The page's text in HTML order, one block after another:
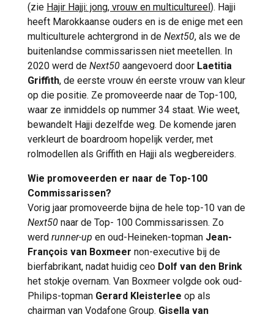
(zie Hajir Hajji: jong, vrouw en multicultureel). Hajji
heeft Marokkaanse ouders en is de enige met een
multiculturele achtergrond in de Next50, als we de
buitenlandse commissarissen niet meetellen. In
2020 werd de Next50 aangevoerd door Laetitia
Griffith, de eerste vrouw én eerste vrouw van kleur
op die positie. Ze promoveerde naar de Top-100,
waar ze inmiddels op nummer 34 staat. Wie weet,
bewandelt Hajji dezelfde weg. De komende jaren
verkleurt de boardroom hopelijk verder, met
rolmodellen als Griffith en Hajji als wegbereiders.
Wie promoveerden er naar de Top-100
Commissarissen?
Vorig jaar promoveerde bijna de hele top-10 van de
Next50 naar de Top- 100 Commissarissen. Zo
werd runner-up en oud-Heineken-topman Jean-
François van Boxmeer non-executive bij de
bierfabrikant, nadat huidig ceo Dolf van den Brink
het stokje overnam. Van Boxmeer volgde ook oud-
Philips-topman Gerard Kleisterlee op als
chairman van Vodafone Group. Gisella van